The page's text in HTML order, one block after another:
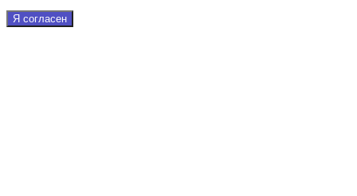
Я согласен